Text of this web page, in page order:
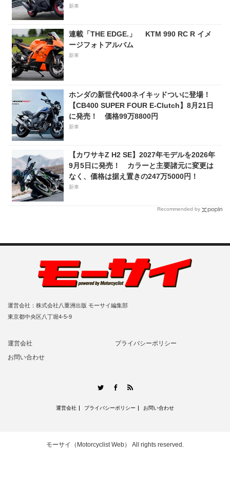
売。価格48万1800円
新車
連載「THE EDGE.」 KTM 990 RC R イメ
ージフォトアルバム
新車
ホンダの新世代400ネイキッドついに登場！
【CB400 SUPER FOUR E-Clutch】8月21日
に発売！ 価格99万8800円
新車
【カワサキZ H2 SE】2027年モデルを2026年
9月5日に発売！ カラーと主要諸元に変更は
なく、価格は据え置きの247万5000円！
新車
Recommended by
運営会社：株式会社八重洲出版 モーサイ編集部
東京都中央区八丁堀4-5-9
運営会社
プライバシーポリシー
お問い合わせ
TwitterFacebook
運営会社 プライバシーポリシー お問い合わせ
モーサイ（Motorcyclist Web） All rights reserved.